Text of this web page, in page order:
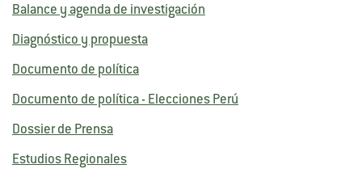
Balance y agenda de investigación
Diagnóstico y propuesta
Documento de política
Documento de política - Elecciones Perú
Dossier de Prensa
Estudios Regionales